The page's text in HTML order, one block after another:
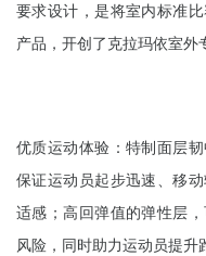
要求设计，是将室内标准
产品，开创了克拉玛依室外
优质运动体验：特制面层
保证运动员起步迅速、移
适感；高回弹值的弹性层
风险，同时助力运动员提升